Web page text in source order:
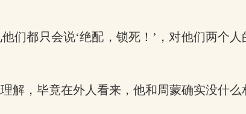
们都只会说‘绝配，锁死！’，对他们两个
解，毕竟在外人看来，他和周蒙确实没什么